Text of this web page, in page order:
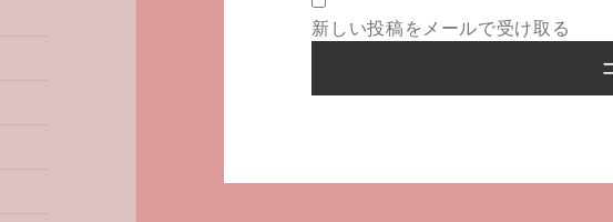
新しい投稿をメールで受け取る